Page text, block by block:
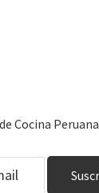
Cocina Peruana